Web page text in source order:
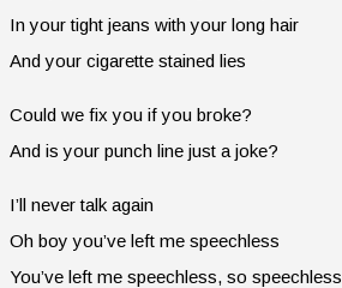
In your tight jeans with your long hair
And your cigarette stained lies
Could we fix you if you broke?
And is your punch line just a joke?
I’ll never talk again
Oh boy you’ve left me speechless
You’ve left me speechless, so speechless